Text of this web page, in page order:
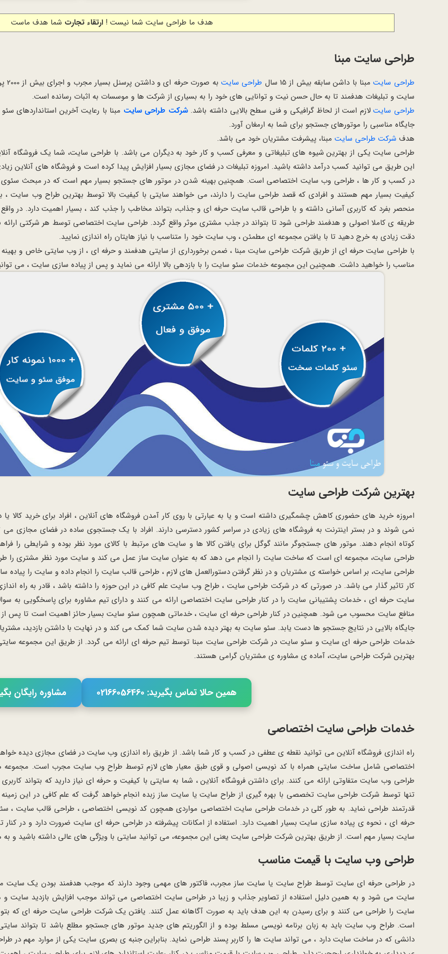
هدف ما طراحی سایت شما نیست ! ارتقاء تجارت شما هدف ماست
طراحی سایت مبنا
طراحی سایتمبنا با داشن سابقه بیش از 15 سال طراحی سایت به صورت حرفه ای و داشتن پرسنل بسیار مجرب و اجرای بیش از 2000 پروژه ی موفق در عرصه ی سئو و
سایت و تبلیغات هدفمند تا به حال حسن نیت و توانایی های خود را به بسیاری از شرکت ها و موسسات به اثبات رسانده است.
طراحی سایتلازم است از لحاظ گرافیکی و فنی سطح بالایی داشته باشد.شرکت طراحی سایت مبنا با رعایت آخرین استانداردهای
جایگاه مناسبی را موتورهای جستجو برای شما به ارمغان آورد.
هدف شرکت طراحی سایت مبنا، پیشرفت مشتریان خود می باشد.
طراحی سایت یکی از بهترین شیوه های تبلیغاتی و معرفی کسب و کار خود به دیگران می باشد. با طراحی سایت، شما یک فروشگاه
این طریق می توانید کسب درآمد داشته باشید. امروزه تبلیغات در فضای مجازی بسیار افزایش پیدا کرده است و فروشگاه های آنلاین
در کسب و کار ها ، طراحی وب سایت اختصاصی است. همچنین بهینه شدن در موتور های جستجو بسیار مهم است که در مبحث سئوی
کیفیت بسیار مهم هستند و افرادی که قصد طراحی سایت را دارند، می خواهند سایتی با کیفیت بالا توسط بهترین طراح وب سایت
منحصر بفرد که کاربری آسانی داشته و با طراحی قالب سایت حرفه ای و جذاب، بتواند مخاطب را جذب کند ، بسیار اهمیت دارد. در
طریقه ی کاملا اصولی و هدفمند طراحی شود تا بتواند در جذب مشتری موثر واقع گردد. طراحی سایت اختصاصی توسط هر شرکتی
دقت زیادی به خرج دهید تا با یافتن مجموعه ای مطمئن ، وب سایت خود را متناسب با نیاز هایتان راه اندازی نمایید.
با طراحی سایت حرفه ای از طریق شرکت طراحی سایت مبنا ، ضمن برخورداری از سایتی هدفمند و حرفه ای ، از وب سایتی خاص و
مناسب را خواهید داشت. همچنین این مجموعه خدمات سئو سایت را با بازدهی بالا ارائه می نماید و پس از پیاده سازی سایت ، می
بهترین شرکت طراحی سایت
امروزه خرید های حضوری کاهش چشمگیری داشته است و یا به عبارتی با روی کار آمدن فروشگاه های آنلاین ، افراد برای خرید
نمی شوند و در بستر اینترنت به فروشگاه های زیادی در سراسر کشور دسترسی دارند. افراد با یک جستجوی ساده در فضای مجازی می
کوتاه انجام دهند. موتور های جستجوگر مانند گوگل برای یافتن کالا ها و سایت های مرتبط با کالای مورد نظر بوده و شرایطی را
طراحی سایت، مجموعه ای است که ساخت سایت را انجام می دهد که به عنوان سایت ساز عمل می کند و سایت مورد نظر مشتری را
طراحی سایت، بر اساس خواسته ی مشتریان و در نظر گرفتن دستورالعمل های لازم ، طراحی قالب سایت را انجام داده و سایت را
کار تاثیر گذار می باشد. در صورتی که در شرکت طراحی سایت ، طراح وب سایت علم کافی در این حوزه را داشته باشد ، قادر به راه
سایت حرفه ای ، خدمات پشتیبانی سایت را در کنار طراحی سایت اختصاصی ارائه می کنند و دارای تیم مشاوره برای پاسخگویی به
منافع سایت محسوب می شود. همچنین در کنار طراحی حرفه ای سایت ، خدماتی همچون سئو سایت بسیار حائز اهمیت است تا پس از
جایگاه بالایی در نتایج جستجو ها دست یابد. سئو سایت به بهتر دیده شدن سایت شما کمک می کند و در نهایت با داشتن بازدید،
خدمات طراحی حرفه ای سایت و سئو سایت در شرکت طراحی سایت مبنا توسط تیم حرفه ای ارائه می گردد. از طریق این مجموعه
بهترین شرکت طراحی سایت، آماده ی مشاوره ی مشتریان گرامی هستند.
همین حالا تماس بگیرید: 02166056460 مشاوره رایگان
خدمات طراحی سایت اختصاصی
راه اندازی فروشگاه آنلاین می توانید نقطه ی عطفی در کسب و کار شما باشد. از طریق راه اندازی وب سایت در فضای مجازی دیده
اختصاصی شامل ساخت سایتی همراه با کد نویسی اصولی و قوی طبق معیار های لازم توسط طراح وب سایت مجرب است. مجموعه
طراحی وب سایت متفاوتی ارائه می کنند. برای داشتن فروشگاه آنلاین ، شما به سایتی با کیفیت و حرفه ای نیاز دارید که بتواند
تنها توسط شرکت طراحی سایت تخصصی با بهره گیری از طراح سایت یا سایت ساز زبده انجام خواهد گرفت که علم کافی در این زمینه
قدرتمند طراحی نماید. به طور کلی در خدمات طراحی سایت اختصاصی مواردی همچون کد نویسی اختصاصی ، طراحی قالب سایت ،
حرفه ای ، نحوه ی پیاده سازی سایت بسیار اهمیت دارد. استفاده از امکانات پیشرفته در طراحی حرفه ای سایت ضرورت دارد و در
سایت بسیار مهم است. از طریق بهترین شرکت طراحی سایت یعنی این مجموعه، می توانید سایتی با ویژگی های عالی داشته باشید و
طراحی وب سایت با قیمت مناسب
در طراحی حرفه ای سایت توسط طراح سایت یا سایت ساز مجرب، فاکتور های مهمی وجود دارند که موجب هدفمند بودن یک سایت
سایت می شود و به همین دلیل استفاده از تصاویر جذاب و زیبا در طراحی سایت اختصاصی می تواند موجب افزایش بازدید
سایت را طراحی می کنند و برای رسیدن به این هدف باید به صورت آگاهانه عمل کنند. یافتن یک شرکت طراحی سایت حرفه ای که
است. طراح وب سایت باید به زبان برنامه نویسی مسلط بوده و از الگوریتم های جدید موتور های جستجو مطلع باشد تا بتواند
دانشی که در ساخت سایت دارد ، می تواند سایت ها را کاربر پسند طراحی نماید. بنابراین جنبه ی بصری سایت یکی از موارد مهم